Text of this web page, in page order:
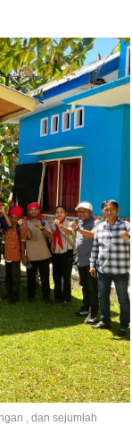
, dan sejumlah